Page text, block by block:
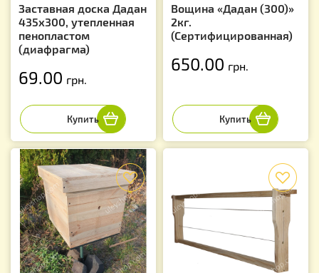
Заставная доска Дадан
435х300, утепленная
пенопластом
(диафрагма)
69.00 грн.
Вощина «Дадан (300)»
2кг.
(Сертифицированная)
650.00 грн.